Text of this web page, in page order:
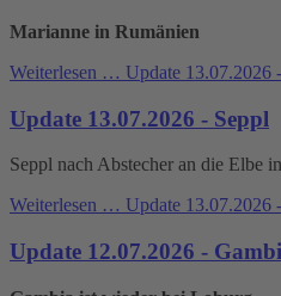
Marianne in Rumänien
Weiterlesen … Update 13.07.2026
Update 13.07.2026 - Seppl
Seppl nach Abstecher an die Elbe
Weiterlesen … Update 13.07.2026
Update 12.07.2026 -